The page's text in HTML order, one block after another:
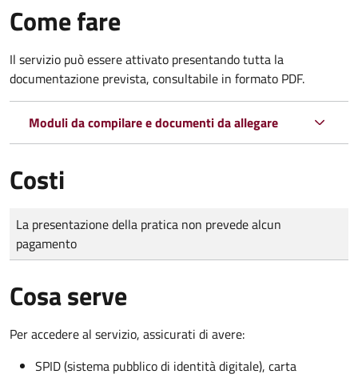
Come fare
Il servizio può essere attivato presentando tutta la
documentazione prevista, consultabile in formato PDF.
Moduli da compilare e documenti da allegare
Costi
Tipo di pagamento
Importo
La presentazione della pratica non prevede alcun
pagamento
Cosa serve
Per accedere al servizio, assicurati di avere:
SPID (sistema pubblico di identità digitale), carta